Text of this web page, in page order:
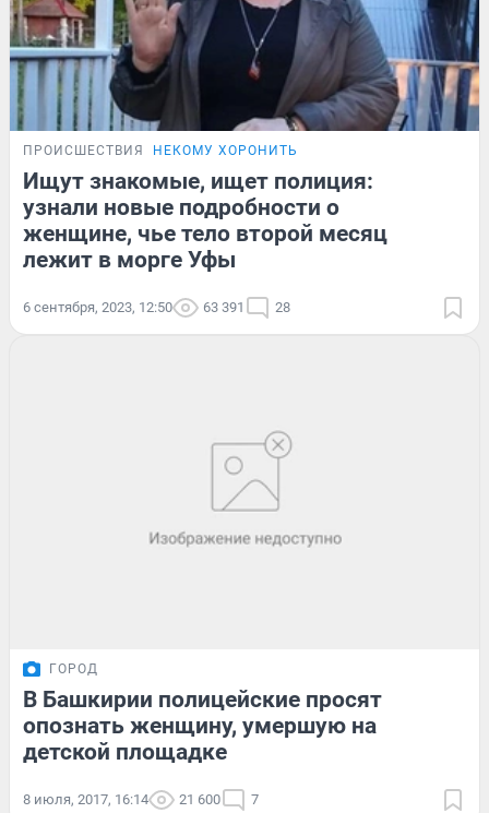
ПРОИСШЕСТВИЯ НЕКОМУ ХОРОНИТЬ
Ищут знакомые, ищет полиция:
узнали новые подробности о
женщине, чье тело второй месяц
лежит в морге Уфы
6 сентября, 2023, 12:50 63 391 28
ГОРОД
В Башкирии полицейские просят
опознать женщину, умершую на
детской площадке
8 июля, 2017, 16:14 21 600 7